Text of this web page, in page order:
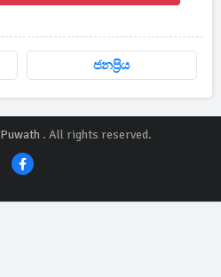
ජනප්‍රිය
Puwath. All rights reserved.